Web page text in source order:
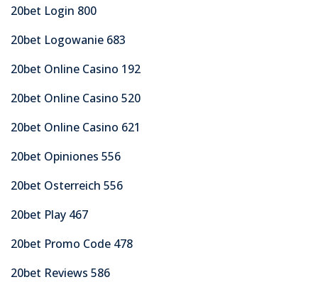
20bet Login 800
20bet Logowanie 683
20bet Online Casino 192
20bet Online Casino 520
20bet Online Casino 621
20bet Opiniones 556
20bet Osterreich 556
20bet Play 467
20bet Promo Code 478
20bet Reviews 586